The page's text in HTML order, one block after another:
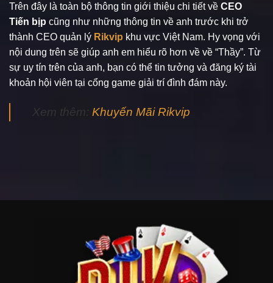
Trên đây là toàn bộ thông tin giới thiệu chi tiết về CEO
Tiến bịp cũng như những thông tin về anh trước khi trở
thành CEO quản lý Rikvip khu vực Việt Nam. Hy vọng với
nội dung trên sẽ giúp anh em hiểu rõ hơn về về “Thầy”. Từ
sự uy tín trên của anh, bạn có thể tin tưởng và đăng ký tài
khoản hội viên tại cổng game giải trí đình đám này.
Xem thêm: Khuyến Mãi Rikvip